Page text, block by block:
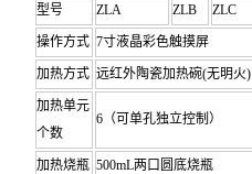
型号 ZLA ZLB ZLC
操作方式 7寸液晶彩色触摸屏
加热方式 远红外陶瓷加热碗(无明火)
加热单元
个数
6（可单孔独立控制）
加热烧瓶 500mL两口圆底烧瓶